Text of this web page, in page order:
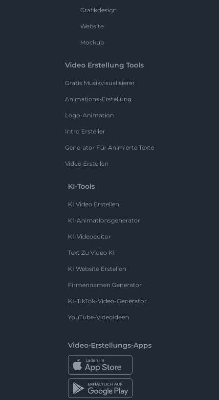
Grafikdesign
Website
Mockup
Video Erstellung Tools
Gratis Musikvisualisierer
Animations-Erstellung
Logo-Animation
Intro Ersteller
Generator Für Animierte Texte
Video Erstellen
KI-Tools
KI Video Erstellen
KI-Animationsgenerator
KI-Videoeditor
Text Zu Video KI
KI Website Erstellen
Firmennamen Generator
KI-TikTok-Video-Generator
YouTube-Videoideen
Video-Erstellungs-Apps